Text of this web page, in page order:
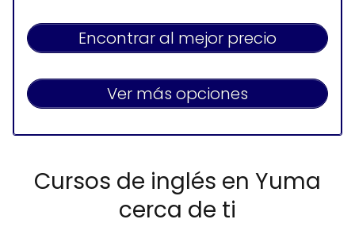
Encontrar al mejor precio
Ver más opciones
Cursos de inglés en Yuma
cerca de ti